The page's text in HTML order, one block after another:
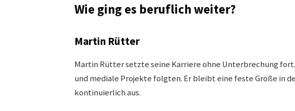
Wie ging es beruflich weiter?
Martin Rütter
Martin Rütter setzte seine Karriere ohne Unterbrechung
und mediale Projekte folgten. Er bleibt eine feste Größe in
kontinuierlich aus.